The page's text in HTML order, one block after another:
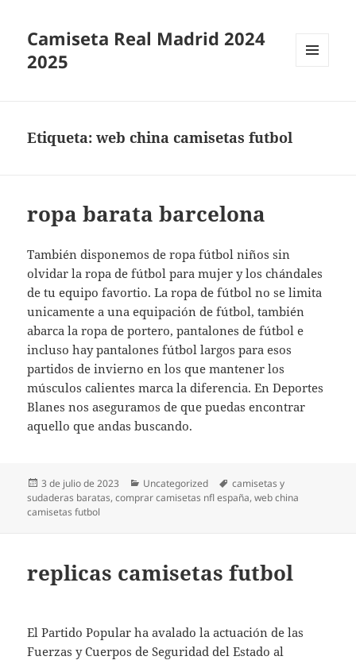
Camiseta Real Madrid 2024
2025
Etiqueta:web china camisetas futbol
ropa barata barcelona
También disponemos de ropa fútbol niños sin
olvidar la ropa de fútbol para mujer y los chándales
de tu equipo favortio. La ropa de fútbol no se limita
unicamente a una equipación de fútbol, también
abarca la ropa de portero, pantalones de fútbol e
incluso hay pantalones fútbol largos para esos
partidos de invierno en los que mantener los
músculos calientes marca la diferencia. En Deportes
Blanes nos aseguramos de que puedas encontrar
aquello que andas buscando.
Publicado
el
3 de julio de 2023 Categorías
Uncategorized Etiquetas
camisetas y
sudaderas baratas,comprar camisetas nfl españa,web china
camisetas futbol
replicas camisetas futbol
El Partido Popular ha avalado la actuación de las
Fuerzas y Cuerpos de Seguridad del Estado al